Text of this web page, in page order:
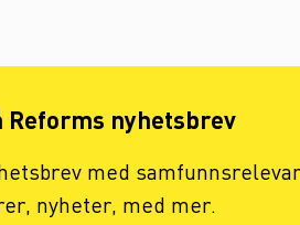
Reforms nyhetsbrev
med
nyheter, med mer.